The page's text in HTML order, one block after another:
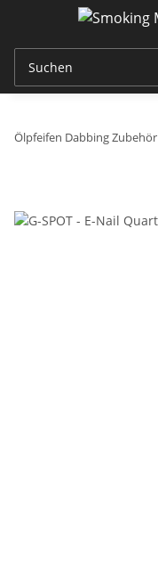
Ölpfeifen Dabbing Zubehör